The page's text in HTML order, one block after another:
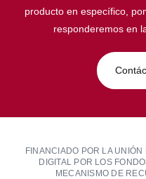
producto en específico,
responderemos en
FINANCIADO POR LA
DIGITAL POR LOS
MECANISMO DE